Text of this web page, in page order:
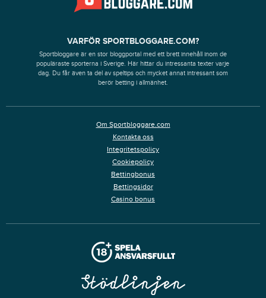
VARFÖR SPORTBLOGGARE.COM?
Sportbloggare är en stor bloggportal med ett brett innehåll inom de
populäraste sporterna i Sverige. Här hittar du intressanta texter varje
dag. Du får även ta del av speltips och mycket annat intressant som
berör betting i allmänhet.
Om Sportbloggare.com
Kontakta oss
Integritetspolicy
Cookiepolicy
Bettingbonus
Bettingsidor
Casino bonus